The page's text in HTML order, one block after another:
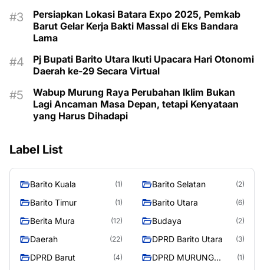
Persiapkan Lokasi Batara Expo 2025, Pemkab
Barut Gelar Kerja Bakti Massal di Eks Bandara
Lama
Pj Bupati Barito Utara Ikuti Upacara Hari Otonomi
Daerah ke-29 Secara Virtual
Wabup Murung Raya Perubahan Iklim Bukan
Lagi Ancaman Masa Depan, tetapi Kenyataan
yang Harus Dihadapi
Label List
Barito Kuala (1) Barito Selatan (2)
Barito Timur (1) Barito Utara (6)
Berita Mura (12) Budaya (2)
Daerah (22) DPRD Barito Utara (3)
DPRD Barut (4)
DPRD MURUNG
(1)